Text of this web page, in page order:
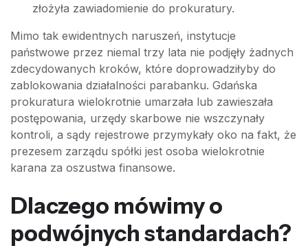
złożyła zawiadomienie do prokuratury.
Mimo tak ewidentnych naruszeń, instytucje
państwowe przez niemal trzy lata nie podjęły żadnych
zdecydowanych kroków, które doprowadziłyby do
zablokowania działalności parabanku. Gdańska
prokuratura wielokrotnie umarzała lub zawieszała
postępowania, urzędy skarbowe nie wszczynały
kontroli, a sądy rejestrowe przymykały oko na fakt, że
prezesem zarządu spółki jest osoba wielokrotnie
karana za oszustwa finansowe.
Dlaczego mówimy o
podwójnych standardach?